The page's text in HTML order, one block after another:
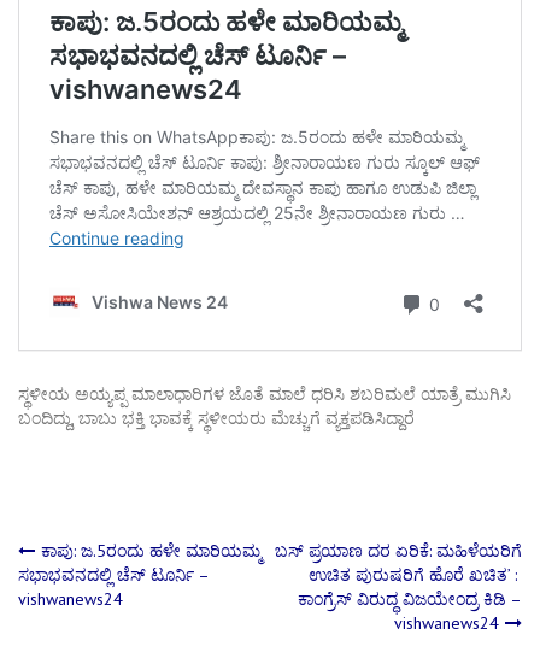
ಸ್ಥಳೀಯ ಅಯ್ಯಪ್ಪ ಮಾಲಾಧಾರಿಗಳ ಜೊತೆ ಮಾಲೆ ಧರಿಸಿ ಶಬರಿಮಲೆ ಯಾತ್ರೆ ಮುಗಿಸಿ
ಬಂದಿದ್ದು, ಬಾಬು ಭಕ್ತಿ ಭಾವಕ್ಕೆ ಸ್ಥಳೀಯರು ಮೆಚ್ಚುಗೆ ವ್ಯಕ್ತಪಡಿಸಿದ್ದಾರೆ
Post
navigation
ಕಾಪು: ಜ.5ರಂದು ಹಳೇ ಮಾರಿಯಮ್ಮ
ಸಭಾಭವನದಲ್ಲಿ ಚೆಸ್ ಟೂರ್ನಿ –
vishwanews24
ಬಸ್ ಪ್ರಯಾಣ ದರ ಏರಿಕೆ: ಮಹಿಳೆಯರಿಗೆ
ಉಚಿತ ಪುರುಷರಿಗೆ ಹೊರೆ ಖಚಿತ’ :
ಕಾಂಗ್ರೆಸ್ ವಿರುದ್ಧ ವಿಜಯೇಂದ್ರ ಕಿಡಿ –
vishwanews24